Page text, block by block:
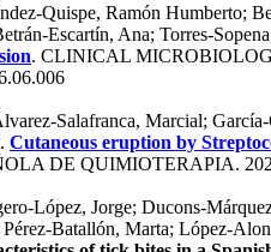
Quispe, Ramón Humberto;
Escartín, Ana; Torres-
. CLINICAL
Salafranca, Marcial;
Cutaneous eruption by
DE QUIMIOTERAPIA.
López, Jorge; Ducons-
Batallón, Marta; López-